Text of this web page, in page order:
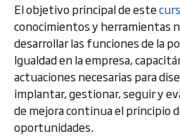
El objetivo principal de este
conocimientos y herramientas
desarrollar las funciones de la
Igualdad en la empresa,
actuaciones necesarias para
implantar, gestionar, seguir y
de mejora continua el principio
oportunidades.